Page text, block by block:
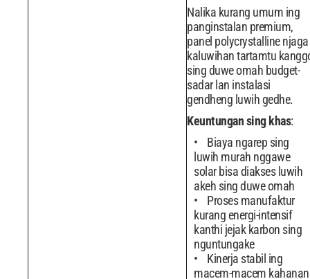
Nalika kurang umum ing
panginstalan premium,
panel polycrystalline njaga
kaluwihan tartamtu
sing duwe omah budget-
sadar lan instalasi
gendheng luwih gedhe.
Keuntungan sing khas:
Biaya ngarep sing
luwih murah nggawe
solar bisa diakses luwih
akeh sing duwe omah
Proses manufaktur
kurang energi-intensif
kanthi jejak karbon sing
nguntungake
Kinerja stabil ing
macem-macem kahanan